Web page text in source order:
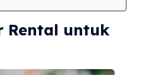
Rental untuk